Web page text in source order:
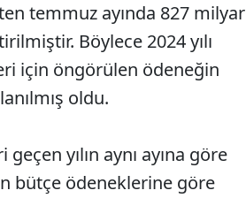
temmuz ayında 827 milyar
Böylece 2024 yılı
için öngörülen ödeneğin
oldu.
yılın aynı ayına göre
bütçe ödeneklerine göre